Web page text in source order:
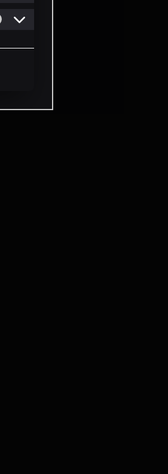
cookies de Personalizacion